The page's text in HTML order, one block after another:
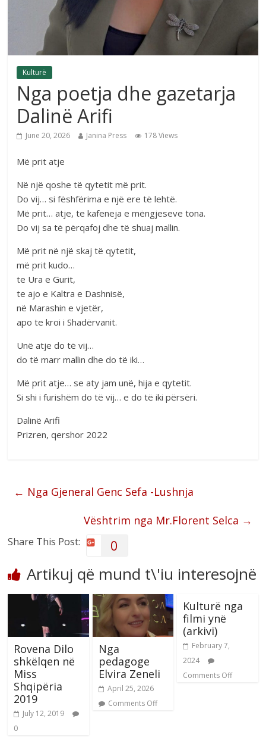
Kulturë
Nga poetja dhe gazetarja
Dalinë Arifi
June 20, 2026 Janina Press 178 Views
Më prit atje
Në një qoshe të qytetit më prit.
Do vij… si fëshfërima e një ere të lehtë.
Më prit… atje, te kafeneja e mëngjeseve tona.
Do vij sa të përqafoj dhe të shuaj mallin.
Më prit në një skaj të qytetit,
më prit kudo…
te Ura e Gurit,
te ajo e Kaltra e Dashnisë,
në Marashin e vjetër,
apo te kroi i Shadërvanit.
Unë atje do të vij…
do të marr mallin dhe do të iki…
Më prit atje… se aty jam unë, hija e qytetit.
Si shi i furishëm do të vij… e do të iki përsëri.
Dalinë Arifi
Prizren, qershor 2022
← Nga Gjeneral Genc Sefa -Lushnja
Vështrim nga Mr.Florent Selca →
Share This Post: 0
Artikuj që mund t\'iu interesojnë
Rovena Dilo
shkëlqen në
Miss
Shqipëria
2019
July 12, 2019
0
Nga
pedagoge
Elvira Zeneli
April 25, 2026
Comments Off
Kulturë nga
filmi ynë
(arkivi)
February 7,
2024
Comments Off